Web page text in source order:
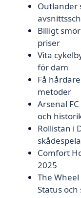
Outlander
Billigt
priser
Vita
för dam
Få
metoder
Arsenal
och
Rollistan i
Comfort
2025
The
Status